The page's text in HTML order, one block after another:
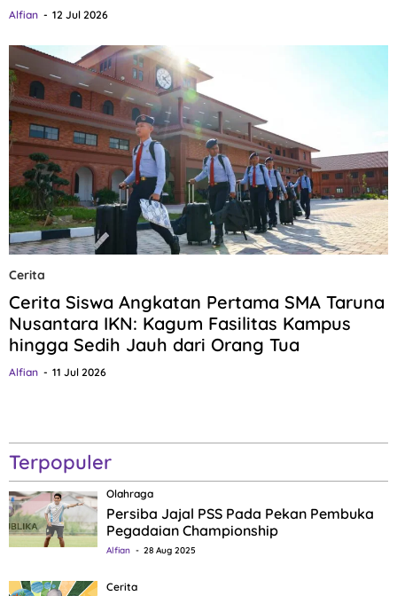
Alfian 12 Jul 2026
Cerita
Cerita Siswa Angkatan Pertama SMA Taruna
Nusantara IKN: Kagum Fasilitas Kampus
hingga Sedih Jauh dari Orang Tua
Alfian 11 Jul 2026
Terpopuler
Olahraga
Persiba Jajal PSS Pada Pekan Pembuka
Pegadaian Championship
Alfian 28 Aug 2025
Cerita